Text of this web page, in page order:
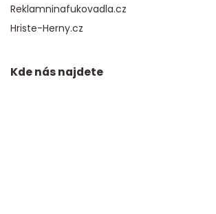
Reklamninafukovadla.cz
Hriste-Herny.cz
Kde nás najdete